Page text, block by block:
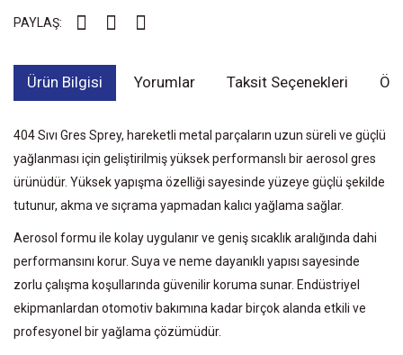
PAYLAŞ:
Ürün Bilgisi Yorumlar Taksit Seçenekleri
404 Sıvı Gres Sprey, hareketli metal parçaların uzun süreli ve güçlü
yağlanması için geliştirilmiş yüksek performanslı bir aerosol gres
ürünüdür. Yüksek yapışma özelliği sayesinde yüzeye güçlü şekilde
tutunur, akma ve sıçrama yapmadan kalıcı yağlama sağlar.
Aerosol formu ile kolay uygulanır ve geniş sıcaklık aralığında dahi
performansını korur. Suya ve neme dayanıklı yapısı sayesinde
zorlu çalışma koşullarında güvenilir koruma sunar. Endüstriyel
ekipmanlardan otomotiv bakımına kadar birçok alanda etkili ve
profesyonel bir yağlama çözümüdür.